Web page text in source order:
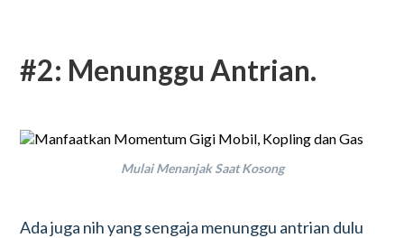
#2: Menunggu Antrian.
Mulai Menanjak Saat Kosong
Ada juga nih yang sengaja menunggu antrian dulu